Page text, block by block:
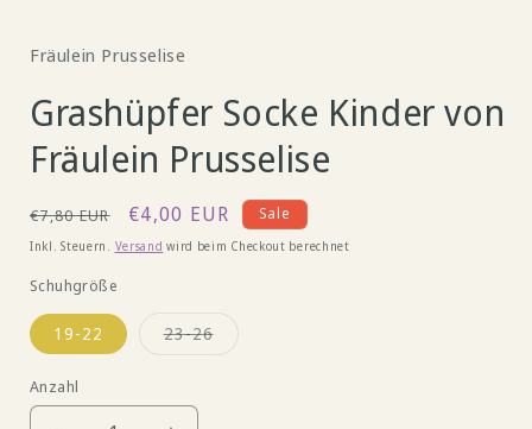
Fräulein Prusselise
Grashüpfer Socke Kinder von
Fräulein Prusselise
Normaler
Preis
€7,80 EUR Verkaufspreis
€4,00 EUR Sale
Inkl. Steuern. Versand wird beim Checkout berechnet
Schuhgröße
19-22 23-26Variante
Anzahl